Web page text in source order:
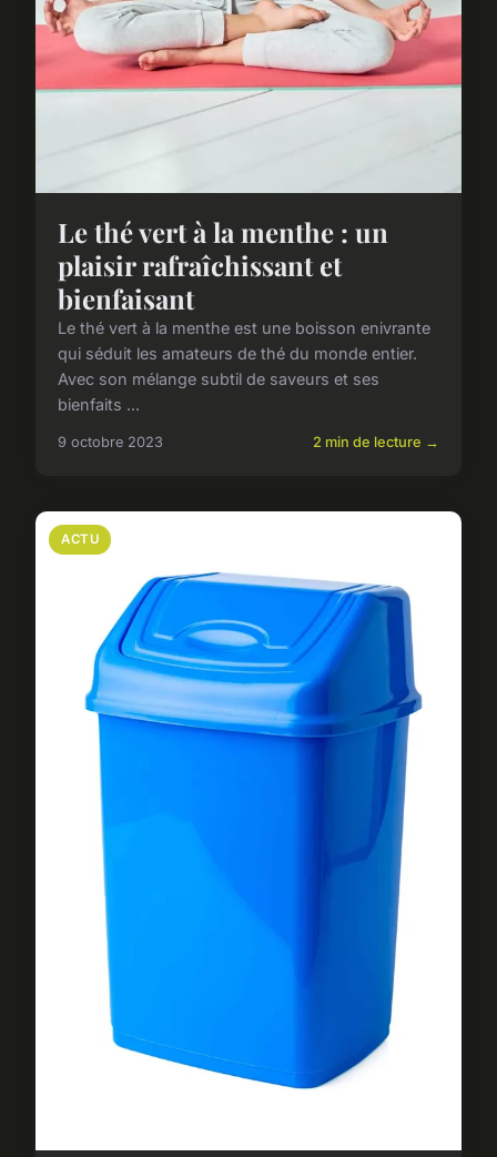
Le thé vert à la menthe : un
plaisir rafraîchissant et
bienfaisant
Le thé vert à la menthe est une boisson enivrante
qui séduit les amateurs de thé du monde entier.
Avec son mélange subtil de saveurs et ses
bienfaits ...
9 octobre 2023 2 min de lecture →
ACTU